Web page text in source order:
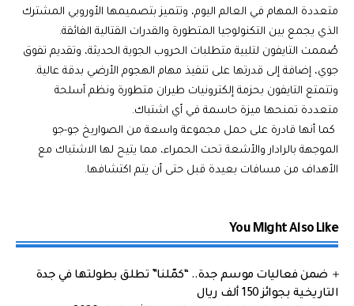
متعددة المهام في العالم اليوم، وتتميز بتصميمها الأوروبي المشترك
الذي يجمع بين التكنولوجيا المتطورة والقدرات القتالية الفائقة.
صُممت التايفون لتلبية متطلبات الحروب الجوية الحديثة، وتقديم تفوق
جوي، إضافة إلى قدرتها على تنفيذ مهام الهجوم الأرضي بدقة عالية.
وتتمتع التايفون بحزمة إلكترونيات طيران متطورة ونظم أسلحة
متعددة تمنحها ميزة حاسمة في أي اشتباك.
كما أنها قادرة على حمل مجموعة واسعة من الصواريخ جو-جو
الموجهة بالرادار والأشعة تحت الحمراء، مما يتيح لها الاشتباك مع
الأهداف من مسافات بعيدة قبل حتى أن يتم اكتشافها.
You Might Also Like
ضمن فعاليات موسم جدة.. “كمّلنا” تطلق بطولتها في جدة
التاريخية بجوائز 150 ألف ريال